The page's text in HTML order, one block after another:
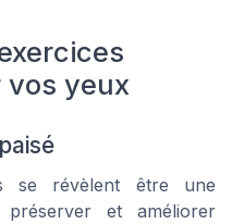
yeux
se révèlent être une
et améliorer